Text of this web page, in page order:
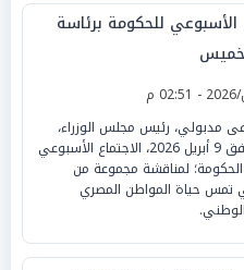
الأسبوعي للحكومة برئاسة
مدبولي، رئيس مجلس الوزراء،
اليوم الخميس الموافق 9 أبريل 2026، الاجتماع الأسبوعي
الحكومة؛ لمناقشة مجموعة من
تمس حياة المواطن المصري